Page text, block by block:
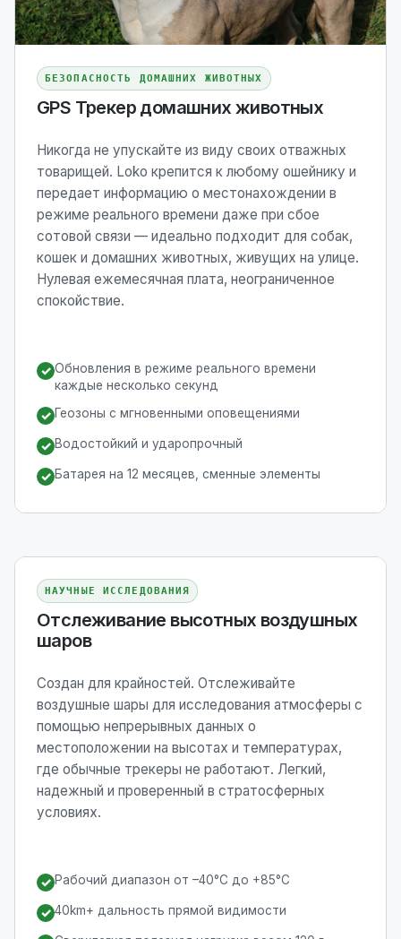
БЕЗОПАСНОСТЬ ДОМАШНИХ ЖИВОТНЫХ
GPS Трекер домашних животных
Никогда не упускайте из виду своих отважных
товарищей. Loko крепится к любому ошейнику и
передает информацию о местонахождении в
режиме реального времени даже при сбое
сотовой связи — идеально подходит для собак,
кошек и домашних животных, живущих на улице.
Нулевая ежемесячная плата, неограниченное
спокойствие.
✓ Обновления в режиме реального времени
каждые несколько секунд
✓ Геозоны с мгновенными оповещениями
✓ Водостойкий и ударопрочный
✓ Батарея на 12 месяцев, сменные элементы
НАУЧНЫЕ ИССЛЕДОВАНИЯ
Отслеживание высотных воздушных
шаров
Создан для крайностей. Отслеживайте
воздушные шары для исследования атмосферы с
помощью непрерывных данных о
местоположении на высотах и ​​температурах,
где обычные трекеры не работают. Легкий,
надежный и проверенный в стратосферных
условиях.
✓ Рабочий диапазон от –40°C до +85°C
✓ 40km+ дальность прямой видимости